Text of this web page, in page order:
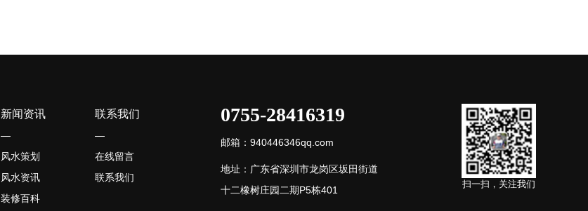
新闻资讯
—
风水策划
风水资讯
装修百科
联系我们
—
在线留言
联系我们
0755-28416319
邮箱：940446346qq.com
地址：广东省深圳市龙岗区坂田街道
十二橡树庄园二期P5栋401
扫一扫，关注我们